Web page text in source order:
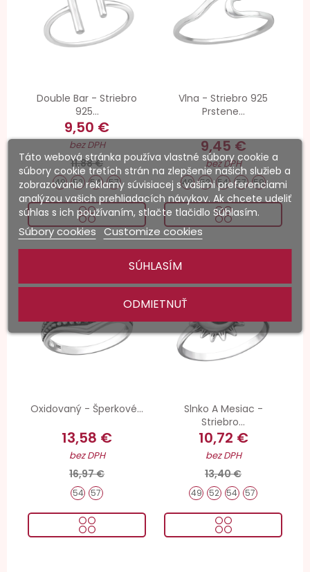
Double Bar - Striebro
925...
9,50 €
bez DPH
11,88 €
49 52 54 57
Vlna - Striebro 925
Prstene...
9,45 €
bez DPH
49 52 54 57 59
Oxidovaný - Šperkové...
13,58 €
bez DPH
16,97 €
54 57
Slnko A Mesiac -
Striebro...
10,72 €
bez DPH
13,40 €
49 52 54 57
-20%
Táto webová stránka používa vlastné súbory cookie a
súbory cookie tretích strán na zlepšenie našich služieb a
zobrazovanie reklamy súvisiacej s vašimi preferenciami
analýzou vašich prehliadacích návykov. Ak chcete udeliť
súhlas s ich používaním, stlačte tlačidlo Súhlasím.
Súbory cookies Customize cookies
ODMIETNUŤ
SÚHLASÍM